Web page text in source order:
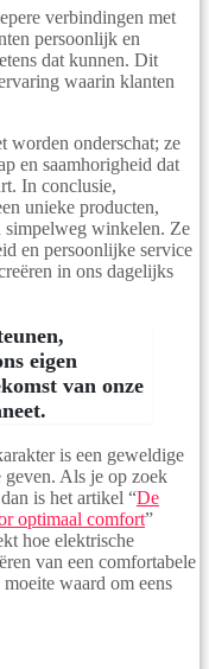
verbindingen met
persoonlijk en
dat kunnen. Dit
waarin klanten
worden onderschat; ze
en saamhorigheid dat
In conclusie,
unieke producten,
simpelweg winkelen. Ze
en persoonlijke service
in ons dagelijks
eigen
van onze
is een geweldige
geven. Als je op zoek
is het artikel “De
optimaal comfort”
hoe elektrische
van een comfortabele
waard om eens